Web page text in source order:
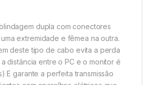
dupla com conectores
uma extremidade e fêmea na outra.
deste tipo de cabo evita a perda
distância entre o PC e o monitor é
E garante a perfeita transmissão